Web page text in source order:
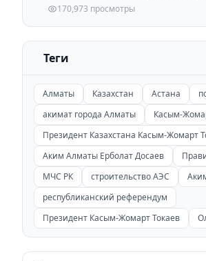
170,973 просмотры
Теги
Алматы Казахстан Астана
акимат города Алматы
Касым-
Президент Казахстана Касым-Жомарт
Аким Алматы Ерболат Досаев
МЧС РК
строительство АЭС
республиканский референдум
Президент Касым-Жомарт Токаев